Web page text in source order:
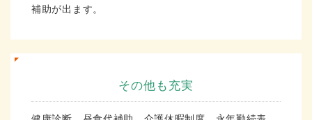
補助が出ます。
その他も充実